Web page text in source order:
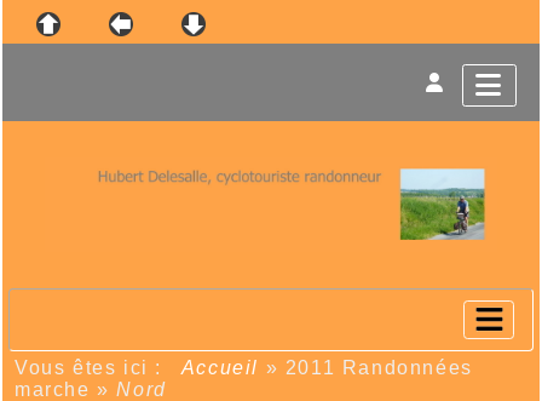
Vous êtes ici : Accueil » 2011 Randonnées
marche »Nord